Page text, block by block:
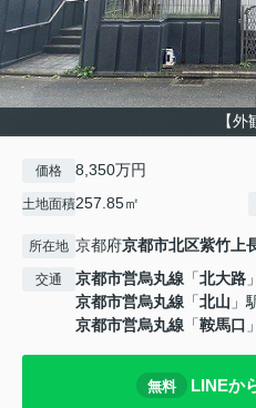
【外
価格 8,350万円
土地面積257.85㎡
所在地 京都府京都市北区紫竹上
交通 京都市営烏丸線 「北大路
京都市営烏丸線 「北山 」
京都市営烏丸線 「鞍馬口
無料 LINEか